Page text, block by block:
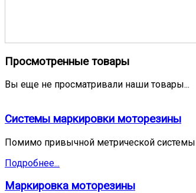
Просмотренные товары
Вы еще не просматривали наши товары...
Системы маркировки моторезины
Помимо привычной метрической
Подробнее...
Маркировка моторезины